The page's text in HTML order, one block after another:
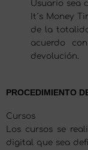
Usuario sea
It´s Money
de la
acuerdo
devolución.
PROCEDIMIENTO
Cursos
Los cursos se
digital que sea